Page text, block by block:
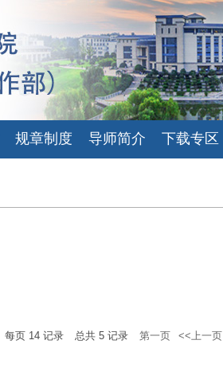
规章制度 导师简介 下载专区
每页 14记录 总共 5记录 第一页 <<上一页